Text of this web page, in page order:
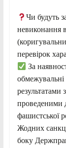
Чи будуть
невиконання
перевірок
За
обмежувальні
результатами
проведеними
фашистської
Жодних
боку